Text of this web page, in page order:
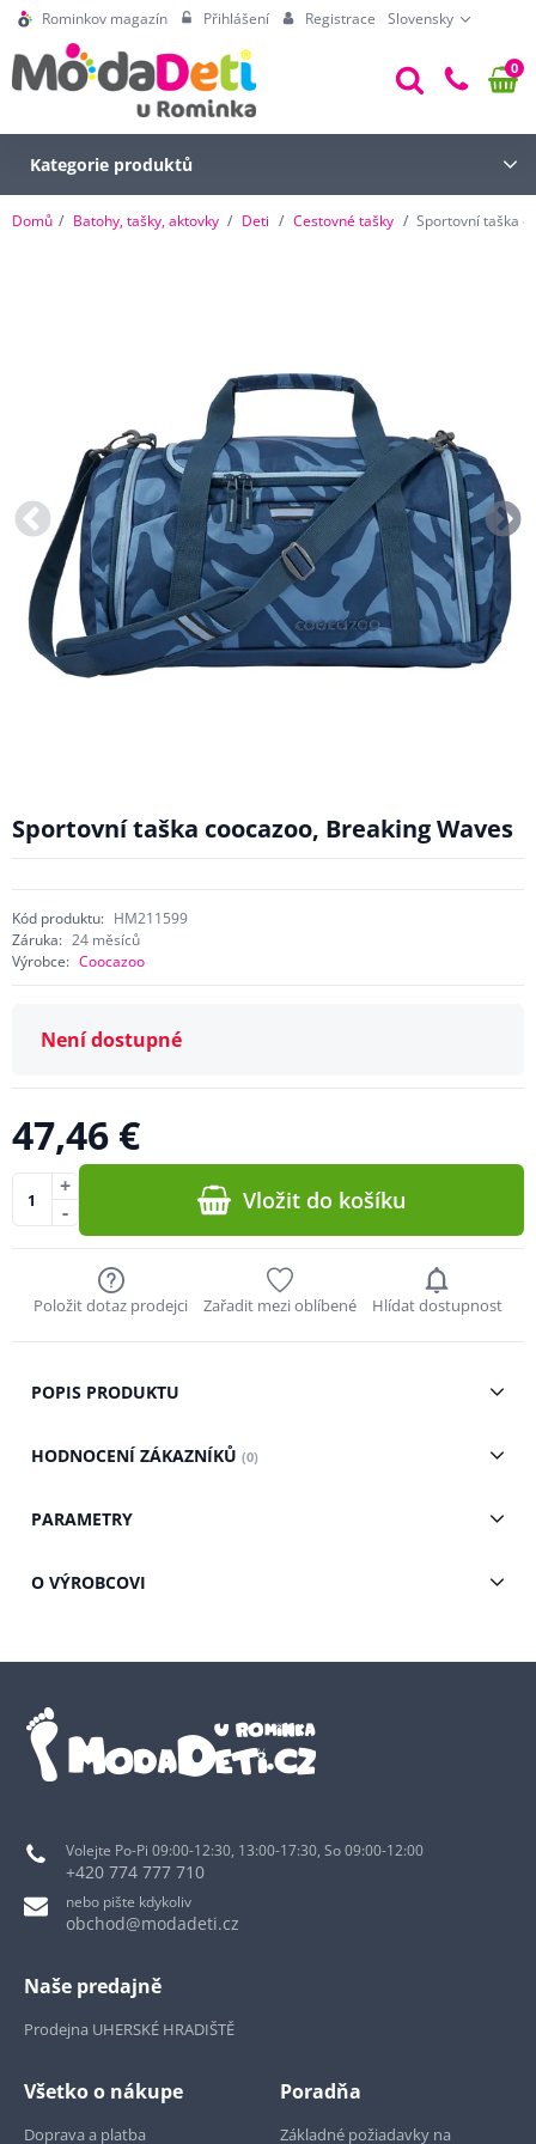
Rominkov magazín Přihlášení Registrace Slovensky
0
Kategorie produktů
Domů Batohy, tašky, aktovky Deti Cestovné tašky Sportovní taška
Sportovní taška coocazoo, Breaking Waves
Kód produktu: HM211599
Záruka: 24 měsíců
Výrobce: Coocazoo
Není dostupné
47,46 €
-
+ Vložit do košíku
Položit dotaz prodejci Zařadit mezi oblíbené Hlídat dostupnost
POPIS PRODUKTU
HODNOCENÍ ZÁKAZNÍKŮ (0)
PARAMETRY
O VÝROBCOVI
Volejte Po-Pi 09:00-12:30, 13:00-17:30, So 09:00-12:00
+420 774 777 710
nebo pište kdykoliv
obchod@modadeti.cz
Naše predajně
Prodejna UHERSKÉ HRADIŠTĚ
Všetko o nákupe
Doprava a platba
Poradňa
Základné požiadavky na